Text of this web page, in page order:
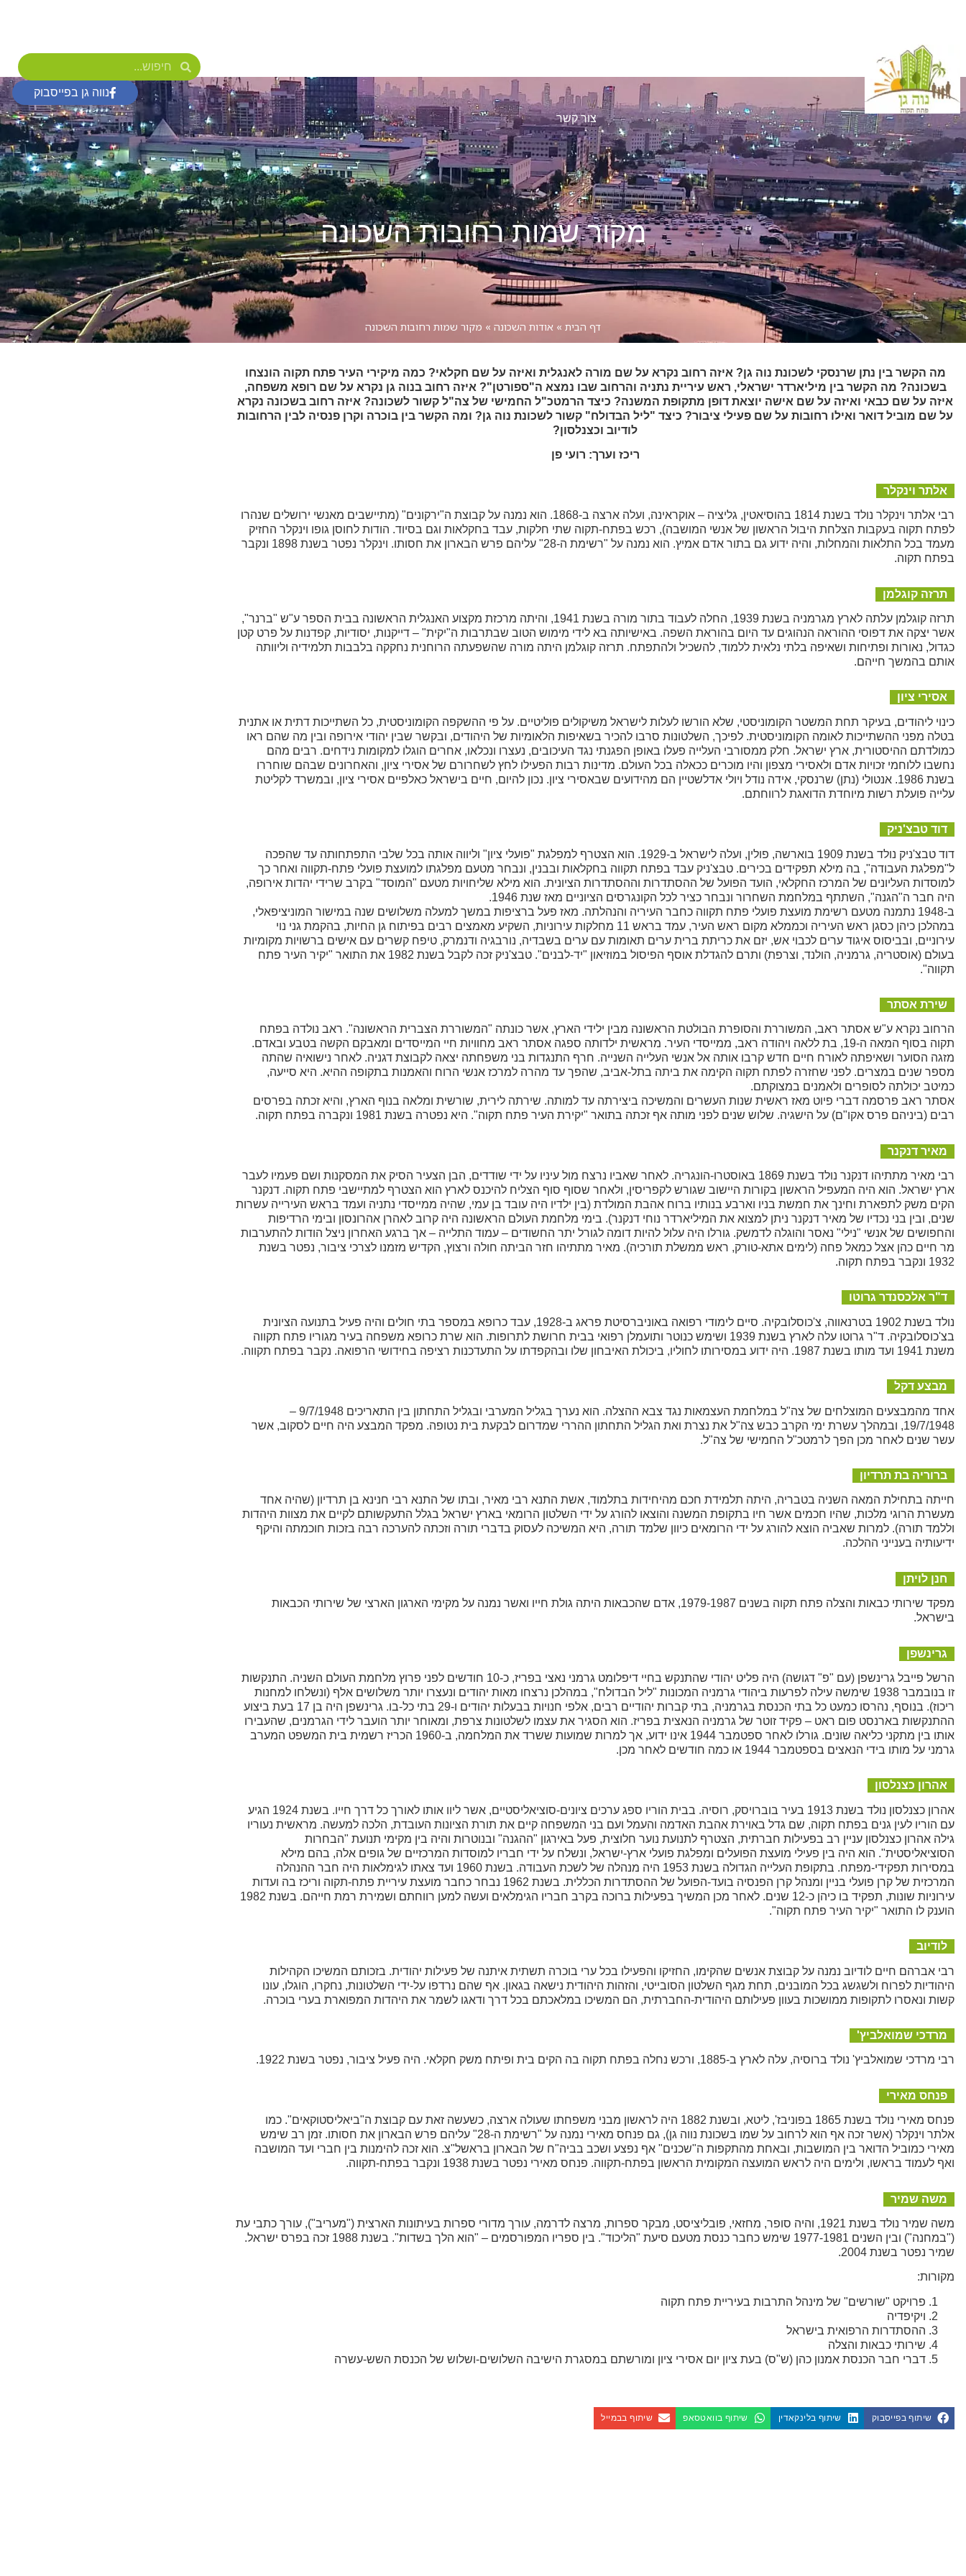
צור קשר
נווה גן בפייסבוק
מקור שמות רחובות השכונה
דף הבית » אודות השכונה » מקור שמות רחובות השכונה
מה הקשר בין נתן שרנסקי לשכונת נוה גן? איזה רחוב נקרא על שם מורה לאנגלית ואיזה על שם חקלאי? כמה מיקירי העיר פתח תקוה הונצחו
בשכונה? מה הקשר בין מיליארדר ישראלי, ראש עיריית נתניה והרחוב שבו נמצא ה"ספורטן"? איזה רחוב בנוה גן נקרא על שם רופא משפחה,
איזה על שם כבאי ואיזה על שם אישה יוצאת דופן מתקופת המשנה? כיצד הרמטכ"ל החמישי של צה"ל קשור לשכונה? איזה רחוב בשכונה נקרא
על שם מוביל דואר ואילו רחובות על שם פעילי ציבור? כיצד "ליל הבדולח" קשור לשכונת נוה גן? ומה הקשר בין בוכרה וקרן פנסיה לבין הרחובות
לודיוב וכצנלסון?
ריכז וערך: רועי פן
אלתר וינקלר
רבי אלתר וינקלר נולד בשנת 1814 בהוסיאטין, גליציה – אוקראינה, ועלה ארצה ב-1868. הוא נמנה על קבוצת ה"ירקונים" (מתיישבים מאנשי ירושלים שנהרו
לפתח תקוה בעקבות הצלחת היבול הראשון של אנשי המושבה), רכש בפתח-תקוה שתי חלקות, עבד בחקלאות וגם בסיוד. הודות לחוסן גופו וינקלר החזיק
מעמד בכל התלאות והמחלות, והיה ידוע גם בתור אדם אמיץ. הוא נמנה על "רשימת ה-28" עליהם פרש הבארון את חסותו. וינקלר נפטר בשנת 1898 ונקבר
בפתח תקוה.
תרזה קוגלמן
תרזה קוגלמן עלתה לארץ מגרמניה בשנת 1939, החלה לעבוד בתור מורה בשנת 1941, והיתה מרכזת מקצוע האנגלית הראשונה בבית הספר ע"ש "ברנר",
אשר יצקה את דפוסי ההוראה הנהוגים עד היום בהוראת השפה. באישיותה בא לידי מימוש הטוב שבתרבות ה"יקית" – דייקנות, יסודיות, קפדנות על פרט קטן
כגדול, נאורות ופתיחות ושאיפה בלתי נלאית ללמוד, להשכיל ולהתפתח. תרזה קוגלמן היתה מורה שהשפעתה הרוחנית נחקקה בלבבות תלמידיה וליוותה
אותם בהמשך חייהם.
אסירי ציון
כינוי ליהודים, בעיקר תחת המשטר הקומוניסטי, שלא הורשו לעלות לישראל משיקולים פוליטיים. על פי ההשקפה הקומוניסטית, כל השתייכות דתית או אתנית
בטלה מפני ההשתייכות לאומה הקומוניסטית. לפיכך, השלטונות סרבו להכיר בשאיפות הלאומיות של היהודים, ובקשר שבין יהודי אירופה ובין מה שהם ראו
כמולדתם ההיסטורית, ארץ ישראל. חלק ממסורבי העלייה פעלו באופן הפגנתי נגד העיכובים, נעצרו ונכלאו, אחרים הוגלו למקומות נידחים. רבים מהם
נחשבו ללוחמי זכויות אדם ולאסירי מצפון והיו מוכרים ככאלה בכל העולם. מדינות רבות הפעילו לחץ לשחרורם של אסירי ציון, והאחרונים שבהם שוחררו
בשנת 1986. אנטולי (נתן) שרנסקי, אידה נודל ויולי אדלשטיין הם מהידועים שבאסירי ציון. נכון להיום, חיים בישראל כאלפיים אסירי ציון, ובמשרד לקליטת
עלייה פועלת רשות מיוחדת הדואגת לרווחתם.
דוד טבצ'ניק
דוד טבצ'ניק נולד בשנת 1909 בוארשה, פולין, ועלה לישראל ב-1929. הוא הצטרף למפלגת "פועלי ציון" וליווה אותה בכל שלבי התפתחותה עד שהפכה
ל"מפלגת העבודה", בה מילא תפקידים בכירים. טבצ'ניק עבד בפתח תקווה בחקלאות ובבנין, ונבחר מטעם מפלגתו למועצת פועלי פתח-תקווה ואחר כך
למוסדות העליונים של המרכז החקלאי, הועד הפועל של ההסתדרות וההסתדרות הציונית. הוא מילא שליחויות מטעם "המוסד" בקרב שרידי יהדות אירופה,
היה חבר ה"הגנה", השתתף במלחמת השחרור ונבחר כציר לכל הקונגרסים הציוניים מאז שנת 1946.
ב-1948 נתמנה מטעם רשימת מועצת פועלי פתח תקווה כחבר העיריה והנהלתה. מאז פעל ברציפות במשך למעלה משלושים שנה במישור המוניציפאלי,
במהלכן כיהן כסגן ראש העיריה וכממלא מקום ראש העיר, עמד בראש 11 מחלקות עירוניות, השקיע מאמצים רבים בפיתוח גן החיות, בהקמת גני נוי
עירוניים, ובביסוס איגוד ערים לכבוי אש, יזם את כריתת ברית ערים תאומות עם ערים בשבדיה, נורבגיה ודנמרק, טיפח קשרים עם אישים ברשויות מקומיות
בעולם (אוסטריה, גרמניה, הולנד, וצרפת) ותרם להגדלת אוסף הפיסול במוזיאון "יד-לבנים". טבצ'ניק זכה לקבל בשנת 1982 את התואר "יקיר העיר פתח
תקווה".
שירת אסתר
הרחוב נקרא ע"ש אסתר ראב, המשוררת והסופרת הבולטת הראשונה מבין ילידי הארץ, אשר כונתה "המשוררת הצברית הראשונה". ראב נולדה בפתח
תקוה בסוף המאה ה-19, בת ללאה ויהודה ראב, ממייסדי העיר. מראשית ילדותה ספגה אסתר ראב מחוויות חיי המייסדים ומאבקם הקשה בטבע ובאדם.
מזגה הסוער ושאיפתה לאורח חיים חדש קרבו אותה אל אנשי העלייה השנייה. חרף התנגדות בני משפחתה יצאה לקבוצת דגניה. לאחר נישואיה שהתה
מספר שנים במצרים. לפני שחזרה לפתח תקוה הקימה את ביתה בתל-אביב, שהפך עד מהרה למרכז אנשי הרוח והאמנות בתקופה ההיא. היא סייעה,
כמיטב יכולתה לסופרים ולאמנים במצוקתם.
אסתר ראב פרסמה דברי פיוט מאז ראשית שנות העשרים והמשיכה ביצירתה עד למותה. שירתה לירית, שורשית ומלאה בנוף הארץ, והיא זכתה בפרסים
רבים (ביניהם פרס אקו"ם) על הישגיה. שלוש שנים לפני מותה אף זכתה בתואר "יקירת העיר פתח תקוה". היא נפטרה בשנת 1981 ונקברה בפתח תקוה.
מאיר דנקנר
רבי מאיר מתתיהו דנקנר נולד בשנת 1869 באוסטרו-הונגריה. לאחר שאביו נרצח מול עיניו על ידי שודדים, הבן הצעיר הסיק את המסקנות ושם פעמיו לעבר
ארץ ישראל. הוא היה המעפיל הראשון בקורות היישוב שגורש לקפריסין, ולאחר שסוף סוף הצליח להיכנס לארץ הוא הצטרף למתיישבי פתח תקוה. דנקנר
הקים משק לתפארת וחינך את חמשת בניו וארבע בנותיו ברוח אהבת המולדת (בין ילדיו היה עובד בן עמי, שהיה ממייסדי נתניה ועמד בראש העירייה עשרות
שנים, ובין בני נכדיו של מאיר דנקנר ניתן למצוא את המיליארדר נוחי דנקנר). בימי מלחמת העולם הראשונה היה קרוב לאהרן אהרונסון ובימי הרדיפות
והחפושים של אנשי "נילי" נאסר והוגלה לדמשק. גורלו היה עלול להיות דומה לגורל יתר החשודים – עמוד התלייה – אך ברגע האחרון ניצל הודות להתערבות
מר חיים כהן אצל כמאל פחה (לימים אתא-טורק, ראש ממשלת תורכיה). מאיר מתתיהו חזר הביתה חולה ורצוץ, הקדיש מזמנו לצרכי ציבור, נפטר בשנת
1932 ונקבר בפתח תקוה.
ד"ר אלכסנדר גרוטו
נולד בשנת 1902 בטרנאווה, צ'כוסלובקיה. סיים לימודי רפואה באוניברסיטת פראג ב-1928, עבד כרופא במספר בתי חולים והיה פעיל בתנועה הציונית
בצ'כוסלובקיה. ד"ר גרוטו עלה לארץ בשנת 1939 ושימש כנוטר ותועמלן רפואי בבית חרושת לתרופות. הוא שרת כרופא משפחה בעיר מגוריו פתח תקווה
משנת 1941 ועד מותו בשנת 1987. היה ידוע במסירותו לחוליו, ביכולת האיבחון שלו ובהקפדתו על התעדכנות רציפה בחידושי הרפואה. נקבר בפתח תקווה.
מבצע דקל
אחד מהמבצעים המוצלחים של צה"ל במלחמת העצמאות נגד צבא ההצלה. הוא נערך בגליל המערבי ובגליל התחתון בין התאריכים 9/7/1948 –
19/7/1948, ובמהלך עשרת ימי הקרב כבש צה"ל את נצרת ואת הגליל התחתון ההררי שמדרום לבקעת בית נטופה. מפקד המבצע היה חיים לסקוב, אשר
עשר שנים לאחר מכן הפך לרמטכ"ל החמישי של צה"ל.
ברוריה בת תרדיון
חייתה בתחילת המאה השניה בטבריה, היתה תלמידת חכם מהיחידות בתלמוד, אשת התנא רבי מאיר, ובתו של התנא רבי חנינא בן תרדיון (שהיה אחד
מעשרת הרוגי מלכות, שהיו חכמים אשר חיו בתקופת המשנה והוצאו להורג על ידי השלטון הרומאי בארץ ישראל בגלל התעקשותם לקיים את מצוות היהדות
וללמד תורה). למרות שאביה הוצא להורג על ידי הרומאים כיוון שלמד תורה, היא המשיכה לעסוק בדברי תורה וזכתה להערכה רבה בזכות חוכמתה והיקף
ידיעותיה בענייני ההלכה.
חנן לויתן
מפקד שירותי כבאות והצלה פתח תקוה בשנים 1979-1987, אדם שהכבאות היתה גולת חייו ואשר נמנה על מקימי הארגון הארצי של שירותי הכבאות
בישראל.
גרינשפן
הרשל פייבל גרינשפן (עם "פ" דגושה) היה פליט יהודי שהתנקש בחיי דיפלומט גרמני נאצי בפריז, כ-10 חודשים לפני פרוץ מלחמת העולם השניה. התנקשות
זו בנובמבר 1938 שימשה עילה לפרעות ביהודי גרמניה המכונות "ליל הבדולח", במהלכן נרצחו מאות יהודים ונעצרו יותר משלושים אלף (ונשלחו למחנות
ריכוז). בנוסף, נהרסו כמעט כל בתי הכנסת בגרמניה, בתי קברות יהודיים רבים, אלפי חנויות בבעלות יהודים ו-29 בתי כל-בו. גרינשפן היה בן 17 בעת ביצוע
ההתנקשות בארנסט פום ראט – פקיד זוטר של גרמניה הנאצית בפריז. הוא הסגיר את עצמו לשלטונות צרפת, ומאוחר יותר הועבר לידי הגרמנים, שהעבירו
אותו בין מתקני כליאה שונים. גורלו לאחר ספטמבר 1944 אינו ידוע, אך למרות שמועות ששרד את המלחמה, ב-1960 הכריז רשמית בית המשפט המערב
גרמני על מותו בידי הנאצים בספטמבר 1944 או כמה חודשים לאחר מכן.
אהרון כצנלסון
אהרון כצנלסון נולד בשנת 1913 בעיר בוברויסק, רוסיה. בבית הוריו ספג ערכים ציונים-סוציאליסטיים, אשר ליוו אותו לאורך כל דרך חייו. בשנת 1924 הגיע
עם הוריו לעין גנים בפתח תקוה, שם גדל באוירת אהבת האדמה והעמל ועם בני המשפחה קיים את תורת הציונות העובדת, הלכה למעשה. מראשית נעוריו
גילה אהרון כצנלסון עניין רב בפעילות חברתית, הצטרף לתנועת נוער חלוצית, פעל באירגון "ההגנה" ובנוטרות והיה בין מקימי תנועת "הבחרות
הסוציאליסטית". הוא היה בין פעילי מועצת הפועלים ומפלגת פועלי ארץ-ישראל, ונשלח על ידי חבריו למוסדות המרכזיים של גופים אלה, בהם מילא
במסירות תפקידי-מפתח. בתקופת העלייה הגדולה בשנת 1953 היה מנהלה של לשכת העבודה. בשנת 1960 ועד צאתו לגימלאות היה חבר ההנהלה
המרכזית של קרן פועלי בניין ומנהל קרן הפנסיה בועד-הפועל של ההסתדרות הכללית. בשנת 1962 נבחר כחבר מועצת עיריית פתח-תקוה וריכז בה ועדות
עירוניות שונות, תפקיד בו כיהן כ-12 שנים. לאחר מכן המשיך בפעילות ברוכה בקרב חבריו הגימלאים ועשה למען רווחתם ושמירת רמת חייהם. בשנת 1982
הוענק לו התואר "יקיר העיר פתח תקוה".
לודיוב
רבי אברהם חיים לודיוב נמנה על קבוצת אנשים שהקימו, החזיקו והפעילו בכל ערי בוכרה תשתית איתנה של פעילות יהודית. בזכותם המשיכו הקהילות
היהודיות לפרוח ולשגשג בכל המובנים, תחת מגף השלטון הסובייטי, והזהות היהודית נישאה בגאון. אף שהם נרדפו על-ידי השלטונות, נחקרו, הוגלו, עונו
קשות ונאסרו לתקופות ממושכות בעוון פעילותם היהודית-החברתית, הם המשיכו במלאכתם בכל דרך ודאגו לשמר את היהדות המפוארת בערי בוכרה.
מרדכי שמואלביץ'
רבי מרדכי שמואלביץ' נולד ברוסיה, עלה לארץ ב-1885, ורכש נחלה בפתח תקוה בה הקים בית ופיתח משק חקלאי. היה פעיל ציבור, נפטר בשנת 1922.
פנחס מאירי
פנחס מאירי נולד בשנת 1865 בפוניבז', ליטא, ובשנת 1882 היה לראשון מבני משפחתו שעולה ארצה, כשעשה זאת עם קבוצת ה"ביאליסטוקאים". כמו
אלתר וינקלר (אשר זכה אף הוא לרחוב על שמו בשכונת נווה גן), גם פנחס מאירי נמנה על "רשימת ה-28" עליהם פרש הבארון את חסותו. זמן רב שימש
מאירי כמוביל הדואר בין המושבות, ובאחת מהתקפות ה"שכנים" אף נפצע ושכב בביה"ח של הבארון בראשל"צ. הוא זכה להימנות בין חברי ועד המושבה
ואף לעמוד בראשו, ולימים היה לראש המועצה המקומית הראשון בפתח-תקווה. פנחס מאירי נפטר בשנת 1938 ונקבר בפתח-תקווה.
משה שמיר
משה שמיר נולד בשנת 1921, והיה סופר, מחזאי, פובליציסט, מבקר ספרות, מרצה לדרמה, עורך מדורי ספרות בעיתונות הארצית ("מעריב"), עורך כתבי עת
("במחנה") ובין השנים 1977-1981 שימש כחבר כנסת מטעם סיעת "הליכוד". בין ספריו המפורסמים – "הוא הלך בשדות". בשנת 1988 זכה בפרס ישראל.
שמיר נפטר בשנת 2004.
מקורות:
פרויקט "שורשים" של מינהל התרבות בעיריית פתח תקוה
ויקיפדיה
ההסתדרות הרפואית בישראל
שירותי כבאות והצלה
דברי חבר הכנסת אמנון כהן (ש"ס) בעת ציון יום אסירי ציון ומורשתם במסגרת הישיבה השלושים-ושלוש של הכנסת השש-עשרה
שיתוף בפייסבוק שיתוף בלינקאדין שיתוף בוואטסאפ שיתוף בבמייל